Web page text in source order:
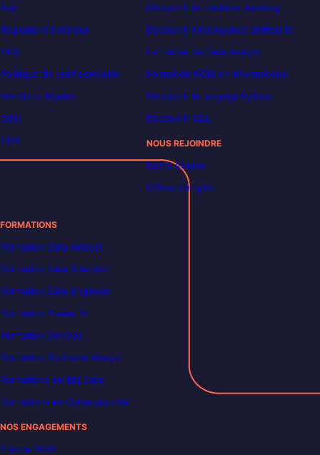
Avis
Règlement intérieur
FAQ
Politique de confidentialité
Mentions légales
CGU
CGV
Découvrir le machine learning
Découvrir l’intelligence artificielle
Le métier de Data Analyst
Formation POEI en informatique
Découvrir le langage Python
Découvrir SQL
NOUS REJOINDRE
Notre équipe
Offres d’emploi
FORMATIONS
Formation Data Analyst
Formation Data Scientist
Formation Data Engineer
Formation Power BI
Formation DevOps
Formation Business Analyst
Formations en Big Data
Formations en Cybersécurité
NOS ENGAGEMENTS
France 2030